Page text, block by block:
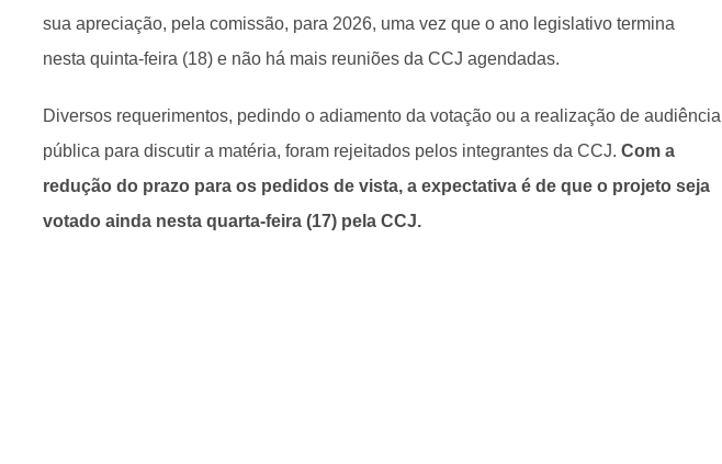
sua apreciação, pela comissão, para 2026, uma vez que o ano legislativo termina
nesta quinta-feira (18) e não há mais reuniões da CCJ agendadas.
Diversos requerimentos, pedindo o adiamento da votação ou a realização de audiência
pública para discutir a matéria, foram rejeitados pelos integrantes da CCJ. Com a
redução do prazo para os pedidos de vista, a expectativa é de que o projeto seja
votado ainda nesta quarta-feira (17) pela CCJ.